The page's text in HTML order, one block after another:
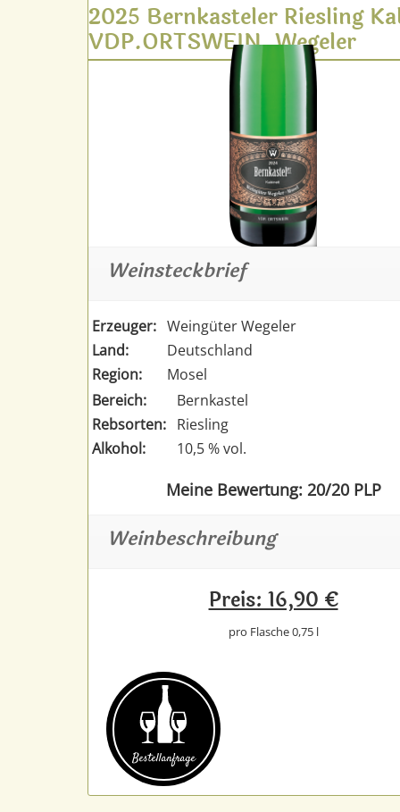
2025 Bernkasteler Riesling
VDP.ORTSWEIN, Wegeler
Weinsteckbrief
Erzeuger: Weingüter Wegeler
Land:
Deutschland
Region:
Mosel
Bereich:
Bernkastel
Rebsorten: Riesling
Alkohol:
10,5 % vol.
Meine Bewertung: 20/20 PLP
Weinbeschreibung
Preis: 16,90 €
pro Flasche 0,75 l
Bestell­anfrage